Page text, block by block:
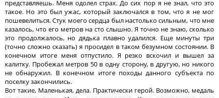
представляешь. Меня одолел страх. До сих пор я не знал, что это
такое. Но это был ужас, который заключался в том, что я не мог
пошевелиться. Стук моего сердца был настолько сильным, что мне
казалось, что его метров на сто слышно. Я точно не знаю, сколько
это продолжалось, но дядька плавно удалился. Еще минуты три
(точно сложно сказать) я просидел в таком безумном состоянии. В
конечном итоге меня отпустило. Я резко вскочил и вышел за
калитку. Пробежал метров 50 в одну сторону, в другую, но никого
не обнаружил. В конечном итоге походы данного субъекта по
поселку закончились.
Вот такие, Маленькая, дела. Практически герой. Возможно, медаль